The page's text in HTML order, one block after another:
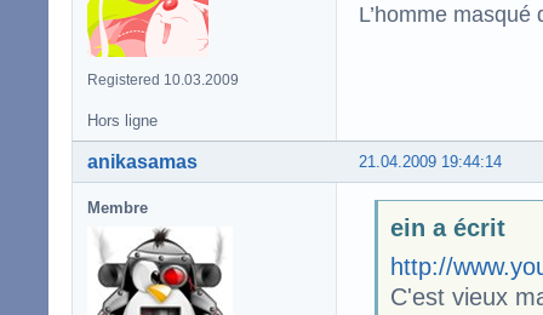
Registered 10.03.2009
L’homme
Hors ligne
21.04.2009 19:44:14
anikasamas
Membre
ein a écrit
http://
C'est vieux